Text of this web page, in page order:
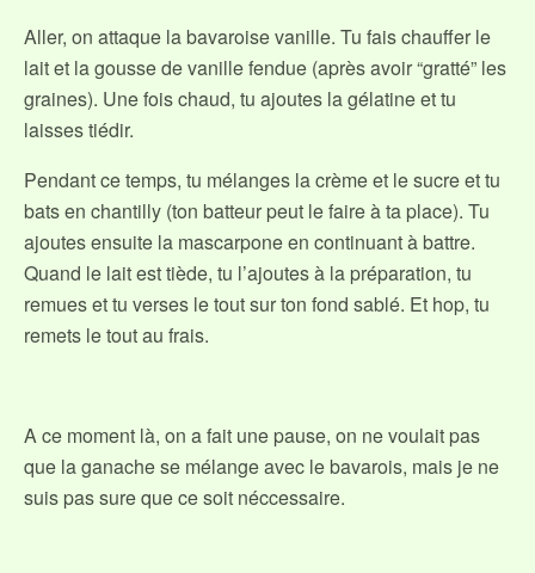
Aller, on attaque la bavaroise vanille. Tu fais chauffer le
lait et la gousse de vanille fendue (après avoir “gratté” les
graines). Une fois chaud, tu ajoutes la gélatine et tu
laisses tiédir.
Pendant ce temps, tu mélanges la crème et le sucre et tu
bats en chantilly (ton batteur peut le faire à ta place). Tu
ajoutes ensuite la mascarpone en continuant à battre.
Quand le lait est tiède, tu l’ajoutes à la préparation, tu
remues et tu verses le tout sur ton fond sablé. Et hop, tu
remets le tout au frais.
A ce moment là, on a fait une pause, on ne voulait pas
que la ganache se mélange avec le bavarois, mais je ne
suis pas sure que ce soit néccessaire.